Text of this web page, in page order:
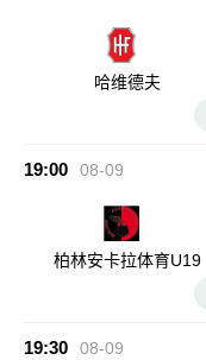
哈维德夫
19:00 08-09
柏林安卡拉体育U19
19:30 08-09